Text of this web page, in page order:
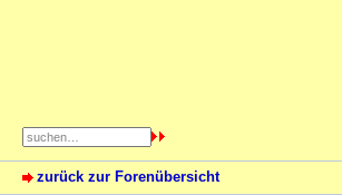
zurück zur Forenübersicht